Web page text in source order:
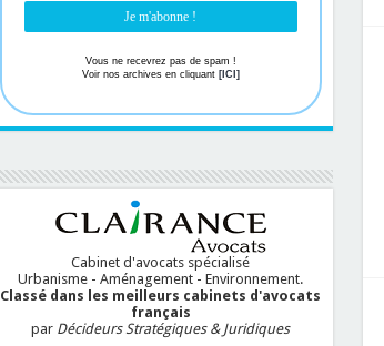
Vous ne recevrez pas de spam !
Voir nos archives en cliquant [ICI]
Cabinet d'avocats spécialisé
Urbanisme - Aménagement - Environnement.
Classé dans les meilleurs cabinets d'avocats
français
par Décideurs Stratégiques & Juridiques